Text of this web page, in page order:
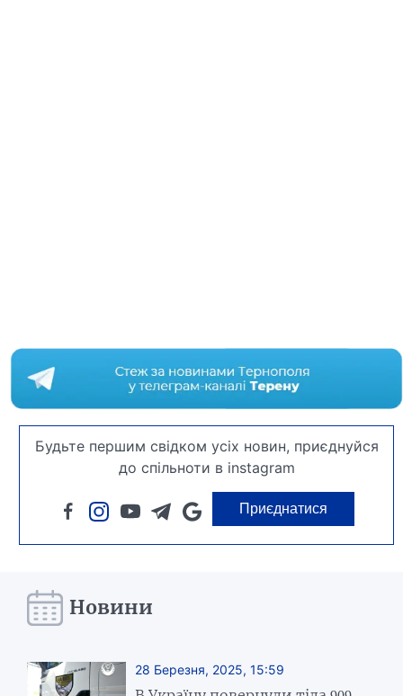
Будьте першим свідком усіх новин, приєднуйся
до спільноти в instagram
Приєднатися
Новини
28 Березня, 2025, 15:59